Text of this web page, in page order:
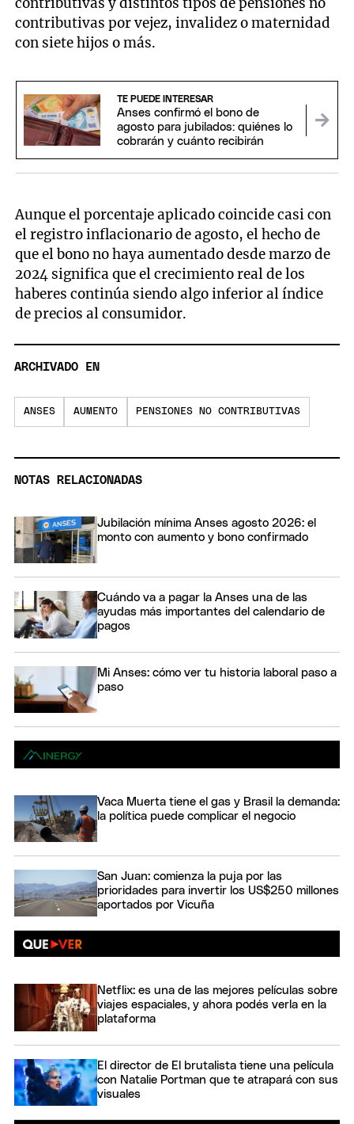
contributivas por vejez, invalidez o maternidad
con siete hijos o más.
TE PUEDE INTERESAR
Anses confirmó el bono de
agosto para jubilados: quiénes lo
cobrarán y cuánto recibirán
Aunque el porcentaje aplicado coincide casi con
el registro inflacionario de agosto, el hecho de
que el bono no haya aumentado desde marzo de
2024 significa que el crecimiento real de los
haberes continúa siendo algo inferior al índice
de precios al consumidor.
ARCHIVADO EN
ANSES AUMENTO PENSIONES NO CONTRIBUTIVAS
NOTAS RELACIONADAS
Jubilación mínima Anses agosto 2026: el
monto con aumento y bono confirmado
Cuándo va a pagar la Anses una de las
ayudas más importantes del calendario de
pagos
Mi Anses: cómo ver tu historia laboral paso a
paso
Vaca Muerta tiene el gas y Brasil la demanda:
la política puede complicar el negocio
San Juan: comienza la puja por las
prioridades para invertir los US$250 millones
aportados por Vicuña
Netflix: es una de las mejores películas sobre
viajes espaciales, y ahora podés verla en la
plataforma
El director de El brutalista tiene una película
con Natalie Portman que te atrapará con sus
visuales